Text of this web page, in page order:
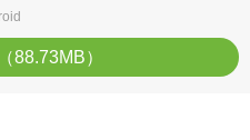
88.73MB）